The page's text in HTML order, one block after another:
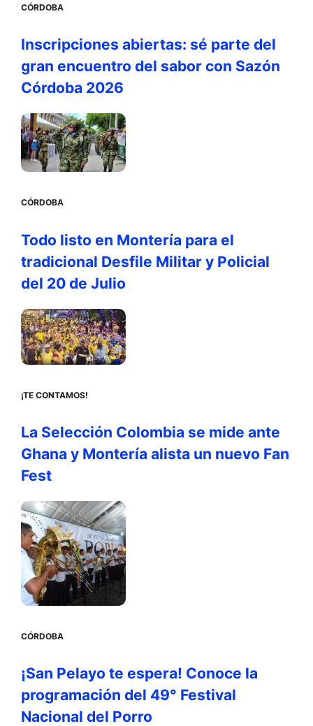
CÓRDOBA
Inscripciones abiertas: sé parte del
gran encuentro del sabor con Sazón
Córdoba 2026
CÓRDOBA
Todo listo en Montería para el
tradicional Desfile Militar y Policial
del 20 de Julio
¡TE CONTAMOS!
La Selección Colombia se mide ante
Ghana y Montería alista un nuevo Fan
Fest
CÓRDOBA
¡San Pelayo te espera! Conoce la
programación del 49° Festival
Nacional del Porro